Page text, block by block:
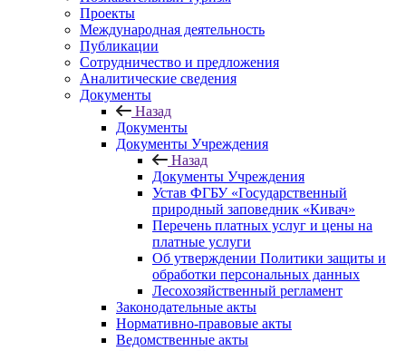
Проекты
Международная деятельность
Публикации
Сотрудничество и предложения
Аналитические сведения
Документы
Назад
Документы
Документы Учреждения
Назад
Документы Учреждения
Устав ФГБУ «Государственный
природный заповедник «Кивач»
Перечень платных услуг и цены на
платные услуги
Об утверждении Политики защиты и
обработки персональных данных
Лесохозяйственный регламент
Законодательные акты
Нормативно-правовые акты
Ведомственные акты